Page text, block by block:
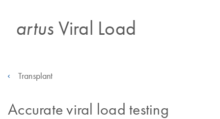
artus Viral Load
Transplant
Accurate viral load testing